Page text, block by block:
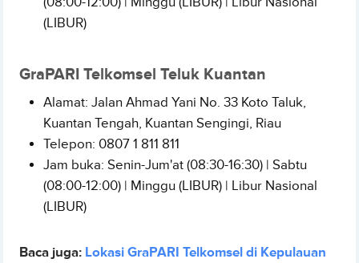
(LIBUR)
GraPARI Telkomsel Teluk Kuantan
Alamat: Jalan Ahmad Yani No. 33 Koto Taluk,
Kuantan Tengah, Kuantan Sengingi, Riau
Telepon: 0807 1 811 811
Jam buka: Senin-Jum'at (08:30-16:30) | Sabtu
(08:00-12:00) | Minggu (LIBUR) | Libur Nasional
(LIBUR)
Baca juga: Lokasi GraPARI Telkomsel di Kepulauan